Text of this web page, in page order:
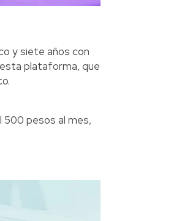
y siete años con
plataforma, que
500 pesos al mes,